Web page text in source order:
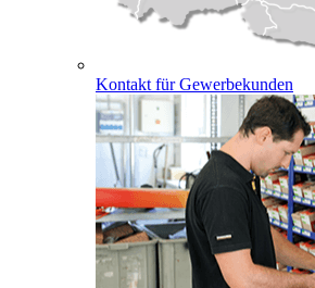
Kontakt für Gewerbekunden